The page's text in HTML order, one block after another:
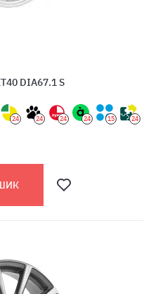
DIA67.1 S
24 24 24 24 15 24